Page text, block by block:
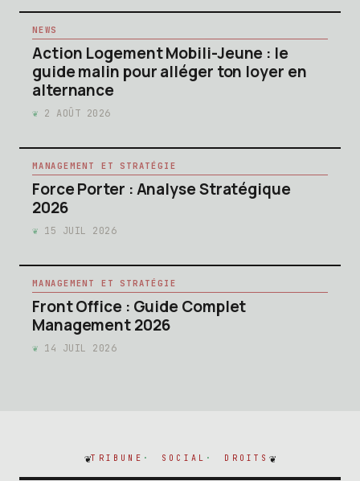
NEWS
Action Logement Mobili-Jeune : le
guide malin pour alléger ton loyer en
alternance
2 AOÛT 2026
MANAGEMENT ET STRATÉGIE
Force Porter : Analyse Stratégique
2026
15 JUIL 2026
MANAGEMENT ET STRATÉGIE
Front Office : Guide Complet
Management 2026
14 JUIL 2026
TRIBUNE SOCIAL DROITS